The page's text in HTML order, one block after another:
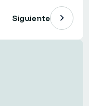
Siguiente